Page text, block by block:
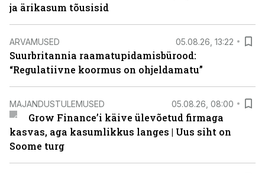
ja ärikasum tõusisid
ARVAMUSED 05.08.26, 13:22
Suurbritannia raamatupidamisbürood:
“Regulatiivne koormus on ohjeldamatu”
MAJANDUSTULEMUSED 05.08.26, 08:00
Grow Finance’i käive ülevõetud firmaga
kasvas, aga kasumlikkus langes | Uus siht on
Soome turg